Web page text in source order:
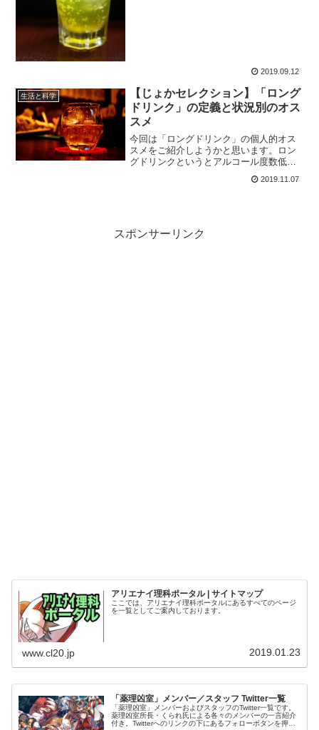
2019.09.12
生活と科学
【じょかセレクション】「ロング
ドリンク」の定義と状況別のオス
スメ
今回は「ロングドリンク」の個人的オス
スメをご紹介しようかと思います。ロン
グドリンクというとアルコール度数低め
実は「のんびり楽しむお酒」のことなの
2019.11.07
スポンサーリンク
アリエナイ理科ポータル | サイトマップ
ここでは、アリエナイ理科ポータルにあるすべてのページ
を一覧としてご案内しております。
www.cl20.jp 2019.01.23
「薬理凶室」メンバー／スタッフ Twitter一覧
「薬理凶室」メンバーおよびスタッフのTwitter一覧です。
薬理凶室所長・くられ氏による各々のメンバーの一言紹介
付き。Twitterへのリンクの下にあるフォローボタンを押す